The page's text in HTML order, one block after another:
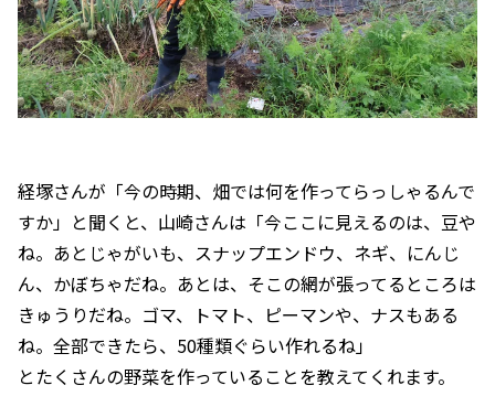
経塚さんが「今の時期、畑では何を作ってらっしゃるんで
すか」と聞くと、山崎さんは「今ここに見えるのは、豆や
ね。あとじゃがいも、スナップエンドウ、ネギ、にんじ
ん、かぼちゃだね。あとは、そこの網が張ってるところは
きゅうりだね。ゴマ、トマト、ピーマンや、ナスもある
ね。全部できたら、50種類ぐらい作れるね」
とたくさんの野菜を作っていることを教えてくれます。